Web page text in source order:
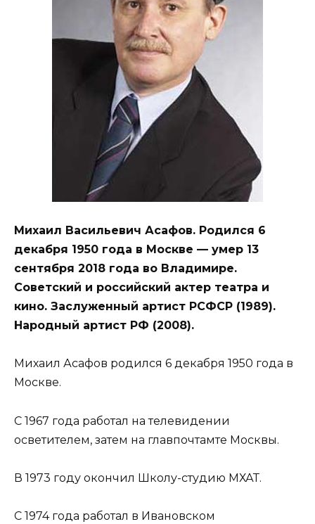
Михаил Васильевич Асафов. Родился 6
декабря 1950 года в Москве — умер 13
сентября 2018 года во Владимире.
Советский и российский актер театра и
кино. Заслуженный артист РСФСР (1989).
Народный артист РФ (2008).
Михаил Асафов родился 6 декабря 1950 года в
Москве.
С 1967 года работал на телевидении
осветителем, затем на главпочтамте Москвы.
В 1973 году окончил Школу-студию МХАТ.
С 1974 года работал в Ивановском